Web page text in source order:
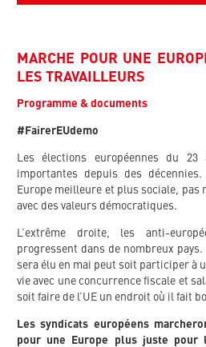
MARCHE POUR UNE
LES TRAVAILLEURS
Programme & documents
#FairerEUdemo
Les élections européennes du
importantes depuis des
Europe meilleure et plus sociale, pas
avec des valeurs démocratiques.
L’extrême droite, les anti-
progressent dans de nombreux
sera élu en mai peut soit participer à
vie avec une concurrence fiscale et
soit faire de l’UE un endroit où il fait
Les syndicats européens
pour une Europe plus juste pour